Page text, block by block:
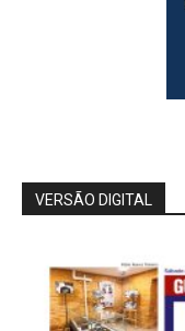
VERSÃO DIGITAL